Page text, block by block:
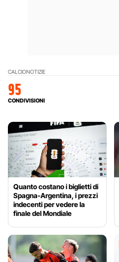
CALCIONOTIZIE
95
CONDIVISIONI
Quanto costano i biglietti di
Spagna-Argentina, i prezzi
indecenti per vedere la
finale del Mondiale